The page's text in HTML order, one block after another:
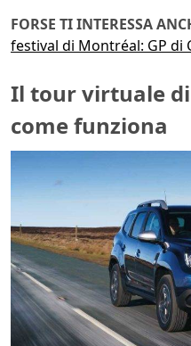
FORSE TI INTERESSA
festival di Montréal: GP di
Il tour virtuale di
come funziona